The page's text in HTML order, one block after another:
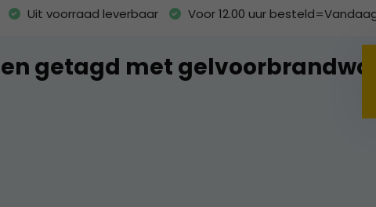
Uit voorraad leverbaar Voor 12.00 uur
getagd met